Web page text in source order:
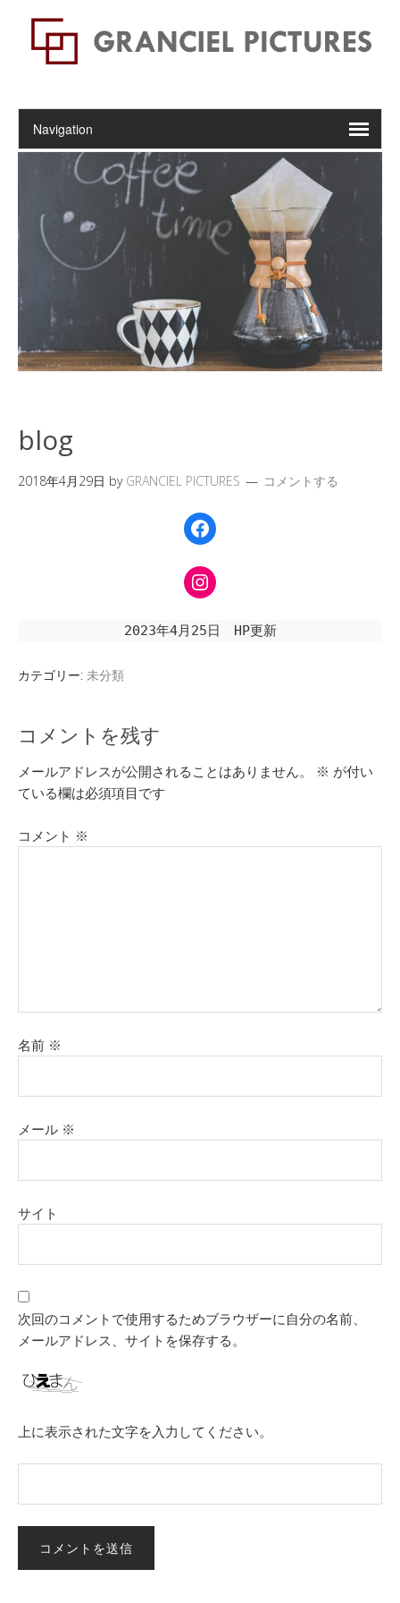
blog
2018年4月29日 by GRANCIEL PICTURES コメントする
Facebook
Instagram
2023年4月25日　HP更新
カテゴリー: 未分類
コメントを残す
メールアドレスが公開されることはありません。 ※ が付い
ている欄は必須項目です
コメント ※
名前 ※
メール ※
サイト
次回のコメントで使用するためブラウザーに自分の名前、
メールアドレス、サイトを保存する。
上に表示された文字を入力してください。